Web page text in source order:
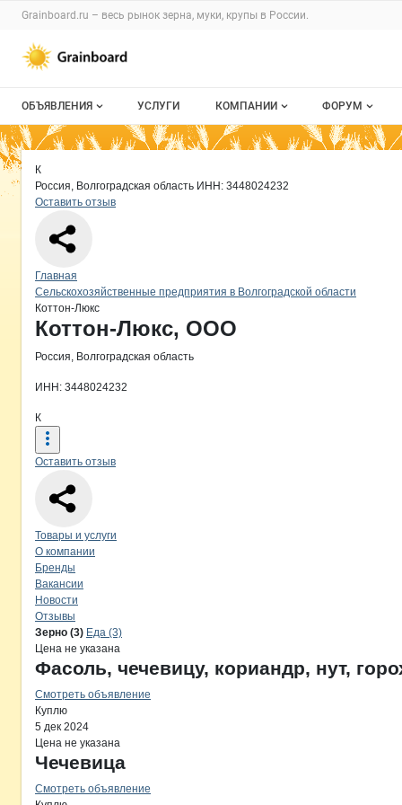
Раздел навигации по сайту grainboard.ru
Grainboard.ru – весь рынок зерна, муки, крупы в России.
Авторизация и меню пользователя
Навигация по разделам сайта grainboard.ru
ОБЪЯВЛЕНИЯ
Все объявления
Мои объявления
УСЛУГИ КОМПАНИИ
О каталоге компаний
Каталог компаний
ФОРУМ
Все темы
Страница компании
Страница компании
Краткая информация о компании
К
Россия, Волгоградская область ИНН: 3448024232
Оставить отзыв
Навигация по сайту
Главная
Сельскохозяйственные предприятия в Волгоградской области
Коттон-Люкс
Основная информация о компании
Коттон-Люкс, ООО
Россия, Волгоградская область
ИНН: 3448024232
К
Оставить отзыв
Навигация по странице
Товары и услуги
О компании
Бренды
Вакансии
Новости
Отзывы
Продукция
Навигация по продуктам
Зерно (3) Еда (3)
Цена не указана
Фасоль, чечевицу, кориандр, нут,
Смотреть объявление
Куплю
5 дек 2024
Цена не указана
Чечевица
Смотреть объявление